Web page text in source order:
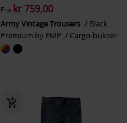
Fra kr 759,00
Army Vintage Trousers
Black
Premium by EMP
Cargo-bukser